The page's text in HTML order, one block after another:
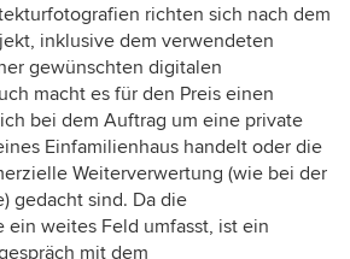
richten sich nach dem
inklusive dem verwendeten
gewünschten digitalen
macht es für den Preis einen
bei dem Auftrag um eine private
Einfamilienhaus handelt oder die
Weiterverwertung (wie bei der
gedacht sind. Da die
weites Feld umfasst, ist ein
mit dem